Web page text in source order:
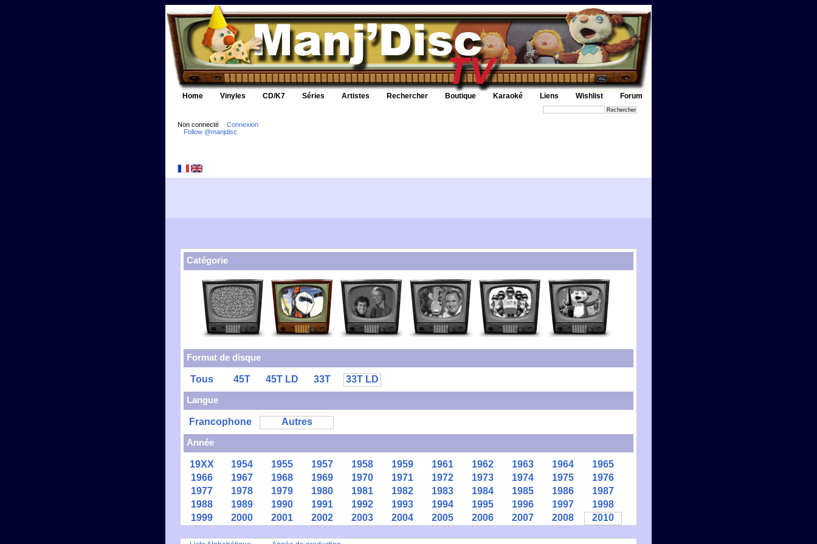
Home Vinyles CD/K7 Séries Artistes Rechercher Boutique Karaoké Liens Wishlist Forum
Non connecté
Connexion
Follow @manjdisc
Catégorie
Format de disque
Tous 45T 45T LD 33T
33T LD
Langue
Francophone
Autres
Année
19XX 1954 1955 1957 1958 1959 1961 1962 1963 1964
1965
1966
1967 1968 1969 1970 1971 1972 1973 1974 1975
1976
1977
1978 1979 1980 1981 1982 1983 1984 1985 1986
1987
1988
1989 1990 1991 1992 1993 1994 1995 1996 1997
1998
1999
2000 2001 2002 2003 2004 2005 2006 2007 2008 2010